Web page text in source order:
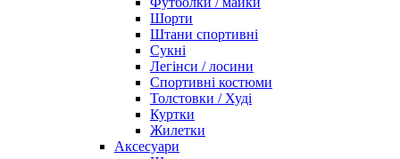
Шорти
Штани спортивні
Сукні
Легінси / лосини
Спортивні костюми
Толстовки / Худі
Куртки
Жилетки
Аксесуари